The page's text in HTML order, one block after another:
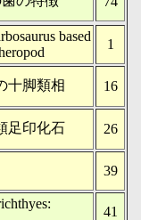
based
1
十脚類相 16
足印化石 26
39
41